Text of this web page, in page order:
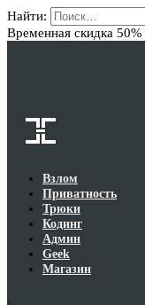
Найти:
Временная скидка 50%
Взлом
Приватность
Трюки
Кодинг
Админ
Geek
Магазин